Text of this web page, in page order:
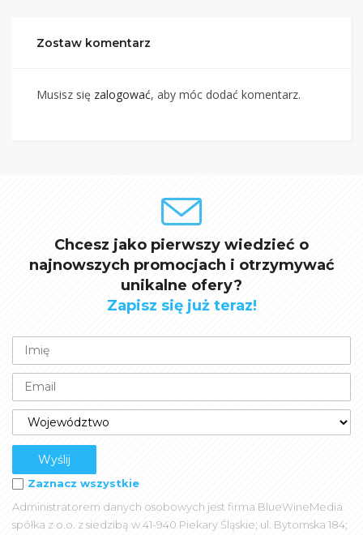
Zostaw komentarz
Musisz się zalogować, aby móc dodać komentarz.
Chcesz jako pierwszy wiedzieć o
najnowszych promocjach i otrzymywać
unikalne ofery?
Zapisz się już teraz!
Zaznacz wszystkie
Administratorem danych osobowych jest firma BlueWineMedia
spółka z o.o. z siedzibą w 41-940 Piekary Śląskie; ul. Bytomska 184;